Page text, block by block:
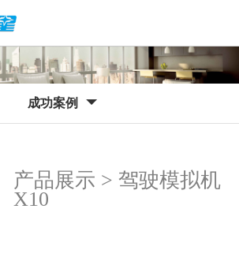
成功案例
产品展示 > 驾驶模拟机
X10